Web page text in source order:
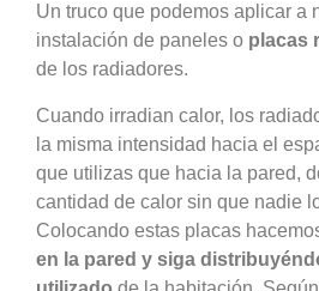
Un truco que podemos aplicar a
instalación de paneles o placas
de los radiadores.
Cuando irradian calor, los
la misma intensidad hacia el
que utilizas que hacia la pared,
cantidad de calor sin que nadie
Colocando estas placas
en la pared y siga